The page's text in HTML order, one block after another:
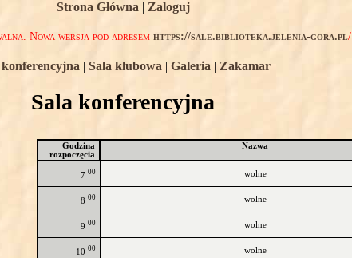
Strona Główna | Zaloguj
Nowa wersja pod adresem https://sale.biblioteka.jelenia-gora.pl/
konferencyjna | Sala klubowa | Galeria | Zakamar
Sala konferencyjna
Godzina
rozpoczęcia
Nazwa
7 00 wolne
8 00 wolne
9 00 wolne
10 00 wolne